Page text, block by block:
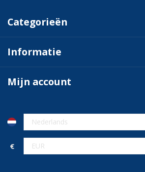
Categorieën
Informatie
Mijn account
€